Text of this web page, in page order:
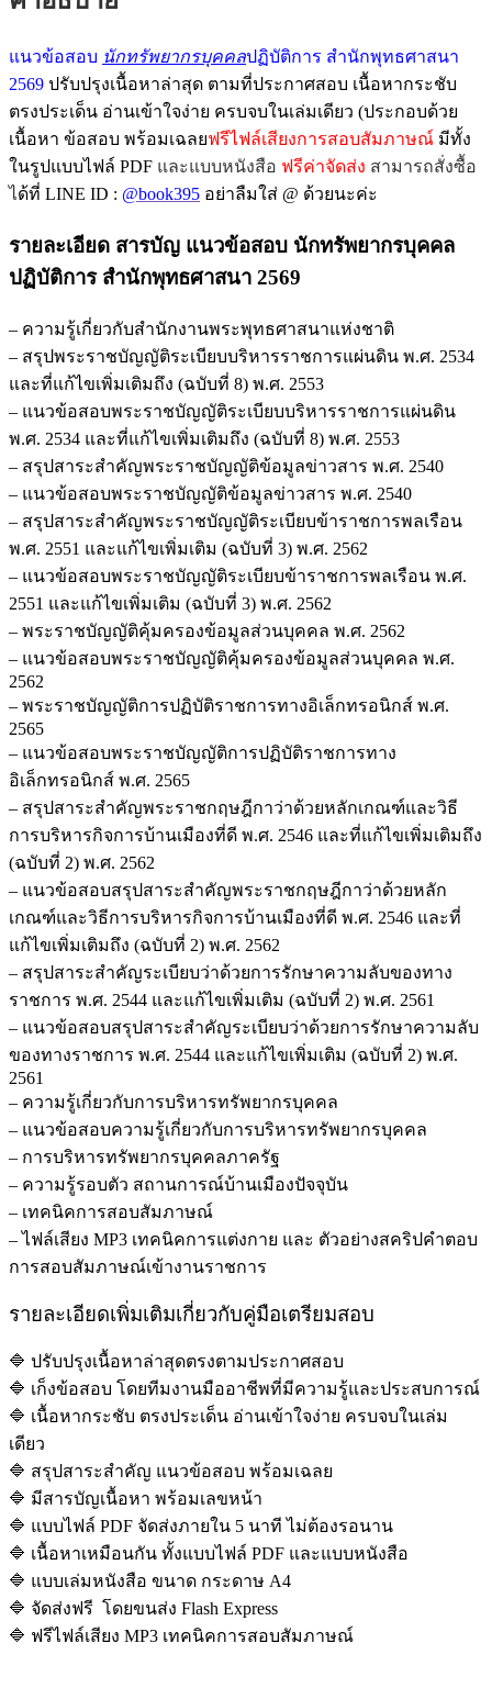
ศาสนา
ชาติ
2569
ฉบับ
ปรับปรุง
ล่าสุด
พร้อม
ชิ้น
แนวข้อสอบ นักทรัพยากรบุคคลปฏิบัติการ สำนักพุทธศาสนา
2569 ปรับปรุงเนื้อหาล่าสุด ตามที่ประกาศสอบ เนื้อหากระชับ
ตรงประเด็น อ่านเข้าใจง่าย ครบจบในเล่มเดียว (ประกอบด้วย
เนื้อหา ข้อสอบ พร้อมเฉลยฟรีไฟล์เสียงการสอบสัมภาษณ์ มีทั้ง
ในรูปแบบไฟล์ PDF และแบบหนังสือ ฟรีค่าจัดส่ง สามารถสั่งซื้อ
ได้ที่ LINE ID : @book395 อย่าลืมใส่ @ ด้วยนะค่ะ
รายละเอียด สารบัญ แนวข้อสอบ นักทรัพยากรบุคคล
ปฏิบัติการ สำนักพุทธศาสนา 2569
– ความรู้เกี่ยวกับสำนักงานพระพุทธศาสนาแห่งชาติ
– สรุปพระราชบัญญัติระเบียบบริหารราชการแผ่นดิน พ.ศ. 2534
และที่แก้ไขเพิ่มเติมถึง (ฉบับที่ 8) พ.ศ. 2553
– แนวข้อสอบพระราชบัญญัติระเบียบบริหารราชการแผ่นดิน
พ.ศ. 2534 และที่แก้ไขเพิ่มเติมถึง (ฉบับที่ 8) พ.ศ. 2553
– สรุปสาระสำคัญพระราชบัญญัติข้อมูลข่าวสาร พ.ศ. 2540
– แนวข้อสอบพระราชบัญญัติข้อมูลข่าวสาร พ.ศ. 2540
– สรุปสาระสำคัญพระราชบัญญัติระเบียบข้าราชการพลเรือน
พ.ศ. 2551 และแก้ไขเพิ่มเติม (ฉบับที่ 3) พ.ศ. 2562
– แนวข้อสอบพระราชบัญญัติระเบียบข้าราชการพลเรือน พ.ศ.
2551 และแก้ไขเพิ่มเติม (ฉบับที่ 3) พ.ศ. 2562
– พระราชบัญญัติคุ้มครองข้อมูลส่วนบุคคล พ.ศ. 2562
– แนวข้อสอบพระราชบัญญัติคุ้มครองข้อมูลส่วนบุคคล พ.ศ.
2562
– พระราชบัญญัติการปฏิบัติราชการทางอิเล็กทรอนิกส์ พ.ศ.
2565
– แนวข้อสอบพระราชบัญญัติการปฏิบัติราชการทาง
อิเล็กทรอนิกส์ พ.ศ. 2565
– สรุปสาระสำคัญพระราชกฤษฎีกาว่าด้วยหลักเกณฑ์และวิธี
การบริหารกิจการบ้านเมืองที่ดี พ.ศ. 2546 และที่แก้ไขเพิ่มเติมถึง
(ฉบับที่ 2) พ.ศ. 2562
– แนวข้อสอบสรุปสาระสำคัญพระราชกฤษฎีกาว่าด้วยหลัก
เกณฑ์และวิธีการบริหารกิจการบ้านเมืองที่ดี พ.ศ. 2546 และที่
แก้ไขเพิ่มเติมถึง (ฉบับที่ 2) พ.ศ. 2562
– สรุปสาระสำคัญระเบียบว่าด้วยการรักษาความลับของทาง
ราชการ พ.ศ. 2544 และแก้ไขเพิ่มเติม (ฉบับที่ 2) พ.ศ. 2561
– แนวข้อสอบสรุปสาระสำคัญระเบียบว่าด้วยการรักษาความลับ
ของทางราชการ พ.ศ. 2544 และแก้ไขเพิ่มเติม (ฉบับที่ 2) พ.ศ.
2561
– ความรู้เกี่ยวกับการบริหารทรัพยากรบุคคล
– แนวข้อสอบความรู้เกี่ยวกับการบริหารทรัพยากรบุคคล
– การบริหารทรัพยากรบุคคลภาครัฐ
– ความรู้รอบตัว สถานการณ์บ้านเมืองปัจจุบัน
– เทคนิคการสอบสัมภาษณ์
– ไฟล์เสียง MP3 เทคนิคการแต่งกาย และ ตัวอย่างสคริปคำตอบ
การสอบสัมภาษณ์เข้างานราชการ
รายละเอียดเพิ่มเติมเกี่ยวกับคู่มือเตรียมสอบ
🔷 ปรับปรุงเนื้อหาล่าสุดตรงตามประกาศสอบ
🔷 เก็งข้อสอบ โดยทีมงานมืออาชีพที่มีความรู้และประสบการณ์
🔷 เนื้อหากระชับ ตรงประเด็น อ่านเข้าใจง่าย ครบจบในเล่ม
เดียว
🔷 สรุปสาระสำคัญ แนวข้อสอบ พร้อมเฉลย
🔷 มีสารบัญเนื้อหา พร้อมเลขหน้า
🔷 แบบไฟล์ PDF จัดส่งภายใน 5 นาที ไม่ต้องรอนาน
🔷 เนื้อหาเหมือนกัน ทั้งแบบไฟล์ PDF และแบบหนังสือ
🔷 แบบเล่มหนังสือ ขนาด กระดาษ A4
🔷 จัดส่งฟรี โดยขนส่ง Flash Express
🔷 ฟรีไฟล์เสียง MP3 เทคนิคการสอบสัมภาษณ์